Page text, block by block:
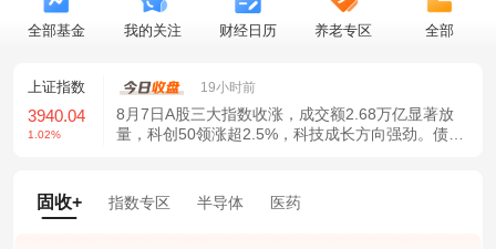
全部基金 我的关注 财经日历 养老专区 全部
指数 深证成指
14311.01
创业板指
3563.12
1.35%
19小时前
8月7日A股三大指数收涨，成交额2.68万亿显著放
量，科创50领涨超2.5%，科技成长方向强劲。债市
固收+ 指数专区 半导体 医药